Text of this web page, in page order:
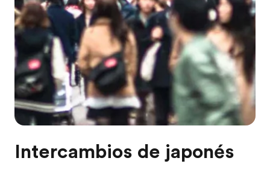
Sobre nosotros
Quiénes somos
Trabajos
Únete al equipo
Intercambios de japonés